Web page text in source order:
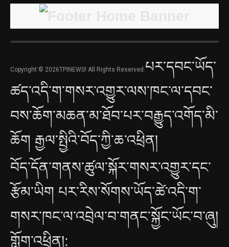
Copyright་© 2026TPINEWS! All Rights Reserved.པར་དབང་ཡོད་
ཚད་འདི་ག་གསར་འགྱུར་ལས་ཁང་ལ་དབང་
བས་ཆོག་མཆན་མ་ཐོབ་པར་བརྒྱུད་འགོད་མི་
ཆོག རྒྱལ་སྤྱིའི་བོད་ཀྱི་ཆ་འཕྲིན།
བོད་དོན་གནས་ཚུལ་སྐོར་གསར་འགྱུར་དང་
རྩོམ་ཡིག པར་རིས་སོགས་ཡོད་ཚེ་འདི་ག་
གསར་ཁང་ལ་འབྲེལ་བ་གནང་སྐྱོང་ཡོང་བ་ཞུ།
གློག་འཕྲིན།: